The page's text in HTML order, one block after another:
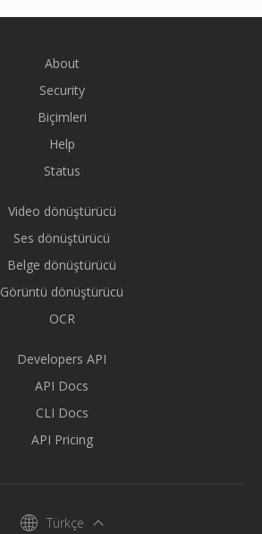
About
Security
Biçimleri
Help
Status
Video dönüştürücü
Ses dönüştürücü
Belge dönüştürücü
Görüntü dönüştürücü
OCR
Developers API
API Docs
CLI Docs
API Pricing
Türkçe